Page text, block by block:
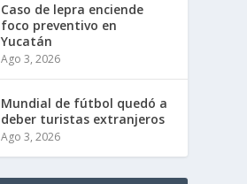
Caso de lepra enciende
foco preventivo en
Yucatán
Ago 3, 2026
Mundial de fútbol quedó a
deber turistas extranjeros
Ago 3, 2026